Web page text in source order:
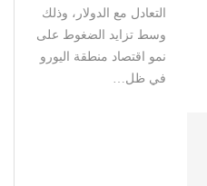
التعادل مع الدولار، وذلك
وسط تزايد الضغوط على
نمو اقتصاد منطقة اليورو
في ظل…